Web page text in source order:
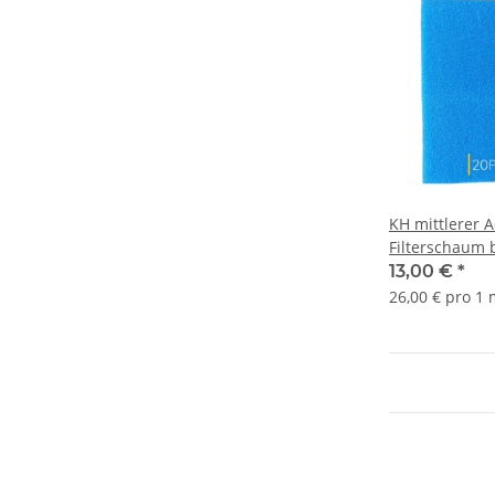
KH mittlerer
Filterschaum
50x50x5 cm
13,00 € *
26,00 € pro 1